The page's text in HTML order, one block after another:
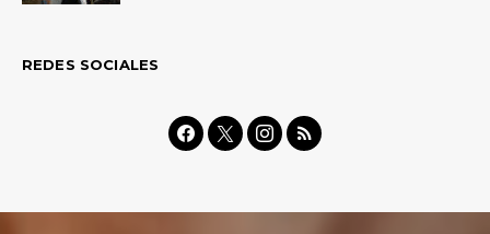
REDES SOCIALES